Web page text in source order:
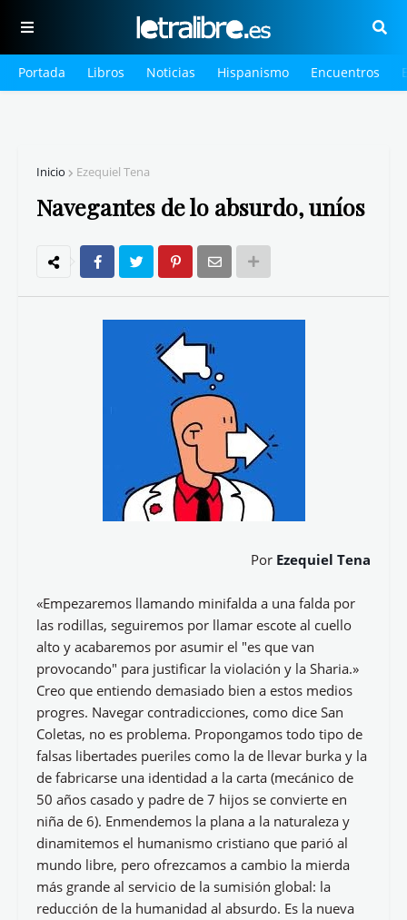
Portada Libros Noticias Hispanismo Encuentros
Inicio Ezequiel Tena
Navegantes de lo absurdo, uníos
Por Ezequiel Tena
«Empezaremos llamando minifalda a una falda por
las rodillas, seguiremos por llamar escote al cuello
alto y acabaremos por asumir el "es que van
provocando" para justificar la violación y la Sharia.»
Creo que entiendo demasiado bien a estos medios
progres. Navegar contradicciones, como dice San
Coletas, no es problema. Propongamos todo tipo de
falsas libertades pueriles como la de llevar burka y la
de fabricarse una identidad a la carta (mecánico de
50 años casado y padre de 7 hijos se convierte en
niña de 6). Enmendemos la plana a la naturaleza y
dinamitemos el humanismo cristiano que parió al
mundo libre, pero ofrezcamos a cambio la mierda
más grande al servicio de la sumisión global: la
reducción de la humanidad al absurdo. Es la nueva